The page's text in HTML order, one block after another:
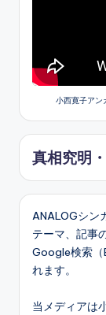
小西寛子アンカ
真相究明
ANALOGシン
テーマ、記事
Google検索
れます。
当メディアは